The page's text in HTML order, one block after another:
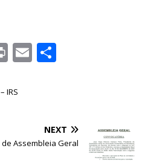
P
n
E
IRS
NEXT
Assembleia Geral